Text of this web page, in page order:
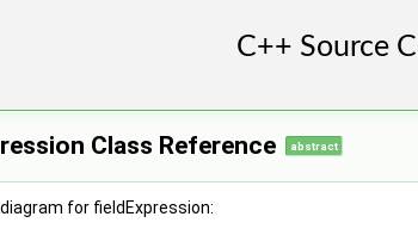
Class Reference abstract
for fieldExpression: